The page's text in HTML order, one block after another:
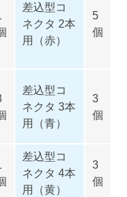
差込型コ
ネクタ 2本
用（赤）
5
個
差込型コ
ネクタ 3本
用（青）
3
個
差込型コ
ネクタ 4本
用（黄）
3
個